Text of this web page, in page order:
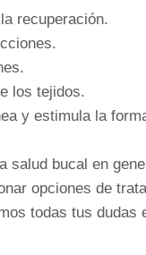
recuperación.
los tejidos.
y estimula la
salud bucal en
opciones de
todas tus dudas